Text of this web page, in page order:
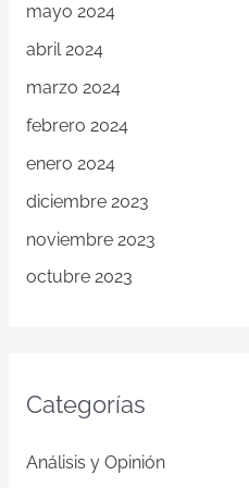
mayo 2024
abril 2024
marzo 2024
febrero 2024
enero 2024
diciembre 2023
noviembre 2023
octubre 2023
Categorías
Análisis y Opinión